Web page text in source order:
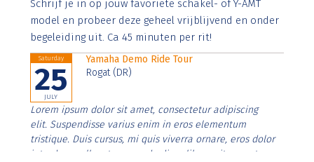
imperdiet. Nunc ut sem vitae risus tristique posuere.
Schrijf je in op jouw favoriete schakel- of Y-AMT
model en probeer deze geheel vrijblijvend en onder
begeleiding uit. Ca 45 minuten per rit!
Saturday
25
JULY
Yamaha Demo Ride Tour
Rogat (DR)
Lorem ipsum dolor sit amet, consectetur adipiscing
elit. Suspendisse varius enim in eros elementum
tristique. Duis cursus, mi quis viverra ornare, eros dolor
interdum nulla, ut commodo diam libero vitae erat.